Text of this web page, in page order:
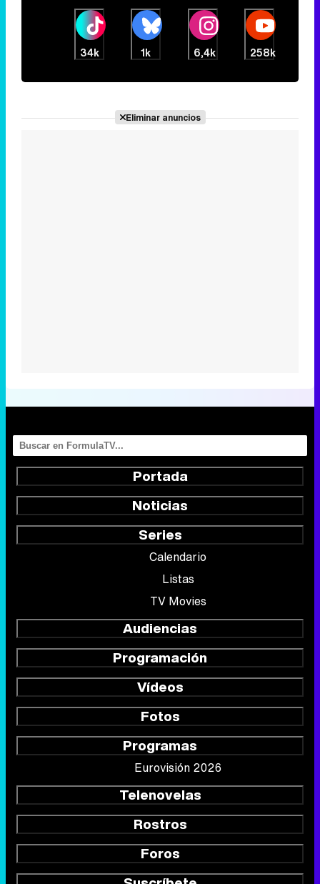
34k 1k 6,4k 258k
Eliminar anuncios
Portada
Noticias
Series
Calendario
Listas
TV Movies
Audiencias
Programación
Vídeos
Fotos
Programas
Eurovisión 2026
Telenovelas
Rostros
Foros